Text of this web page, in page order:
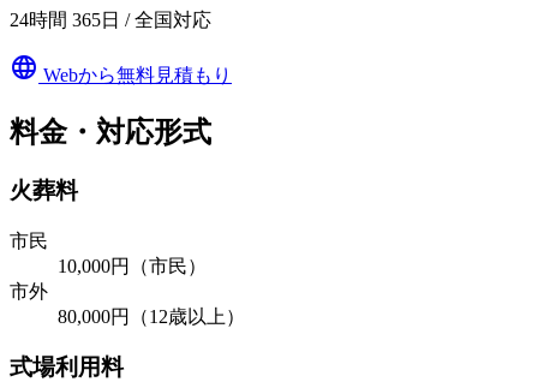
24時間 365日 / 全国対応
language Webから無料見積もり
料金・対応形式
火葬料
市民
10,000円（市民）
市外
80,000円（12歳以上）
式場利用料